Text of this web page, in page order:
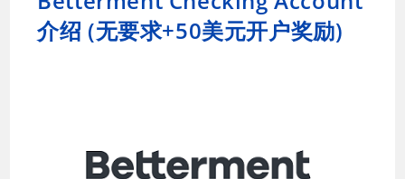
介绍 (无要求+50美元开户奖励)